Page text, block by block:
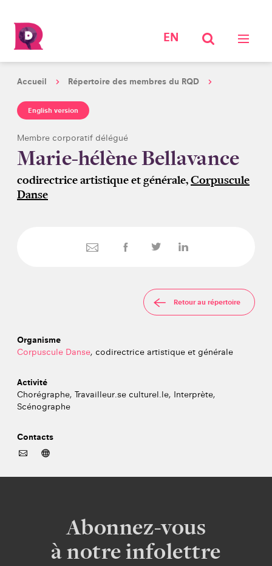
EN
Accueil Répertoire des membres du RQD
English version
Membre corporatif délégué
Marie-hélène Bellavance
codirectrice artistique et générale,Corpuscule
Danse
Retour au répertoire
Organisme
Corpuscule Danse, codirectrice artistique et générale
Activité
Chorégraphe, Travailleur.se culturel.le, Interprète,
Scénographe
Contacts
Abonnez-vous
à notre infolettre